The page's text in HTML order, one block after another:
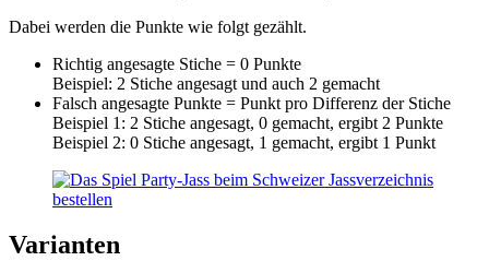
Dabei werden die Punkte wie folgt gezählt.
Richtig angesagte Stiche = 0 Punkte
Beispiel: 2 Stiche angesagt und auch 2 gemacht
Falsch angesagte Punkte = Punkt pro Differenz der Stiche
Beispiel 1: 2 Stiche angesagt, 0 gemacht, ergibt 2 Punkte
Beispiel 2: 0 Stiche angesagt, 1 gemacht, ergibt 1 Punkt
Varianten